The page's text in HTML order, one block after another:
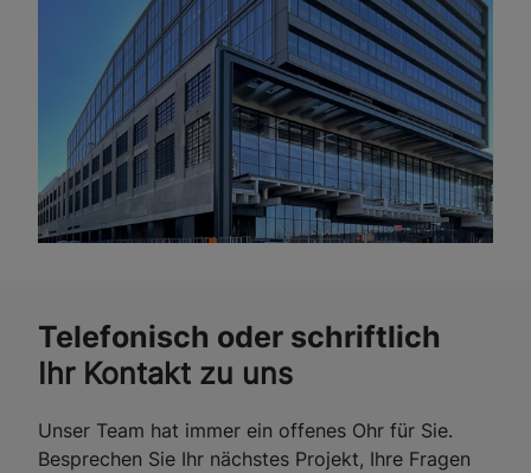
Telefonisch oder schriftlich
Ihr Kontakt zu uns
Unser Team hat immer ein offenes Ohr für Sie.
Besprechen Sie Ihr nächstes Projekt, Ihre Fragen